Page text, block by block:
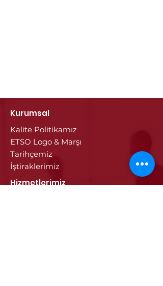
Kurumsal
Kalite Politikamız
ETSO Logo & Marşı
Tarihçemiz
İştiraklerimiz
Hizmetlerimiz